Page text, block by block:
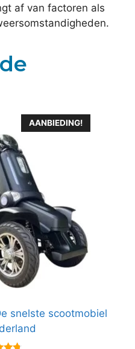
af van factoren als
AANBIEDING!
snelste scootmobiel